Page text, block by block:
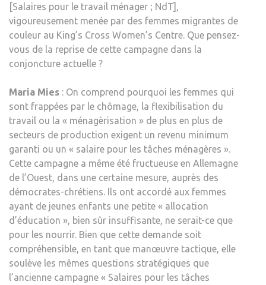
[Salaires pour le travail ménager ; NdT],
vigoureusement menée par des femmes migrantes de
couleur au King’s Cross Women’s Centre. Que pensez-
vous de la reprise de cette campagne dans la
conjoncture actuelle ?
Maria Mies : On comprend pourquoi les femmes qui
sont frappées par le chômage, la flexibilisation du
travail ou la « ménagèrisation » de plus en plus de
secteurs de production exigent un revenu minimum
garanti ou un « salaire pour les tâches ménagères ».
Cette campagne a même été fructueuse en Allemagne
de l’Ouest, dans une certaine mesure, auprès des
démocrates-chrétiens. Ils ont accordé aux femmes
ayant de jeunes enfants une petite « allocation
d’éducation », bien sûr insuffisante, ne serait-ce que
pour les nourrir. Bien que cette demande soit
compréhensible, en tant que manœuvre tactique, elle
soulève les mêmes questions stratégiques que
l’ancienne campagne « Salaires pour les tâches